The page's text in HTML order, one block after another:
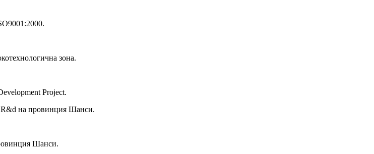
зона.
Project.
R&d на провинция Шанси.
Шанси.